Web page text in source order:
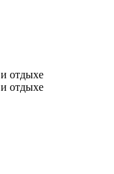
отдыхе
отдыхе